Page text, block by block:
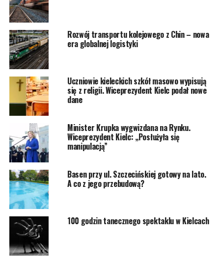
Rozwój transportu kolejowego z Chin – nowa
era globalnej logistyki
Uczniowie kieleckich szkół masowo wypisują
się z religii. Wiceprezydent Kielc podał nowe
dane
Minister Krupka wygwizdana na Rynku.
Wiceprezydent Kielc: „Posłużyła się
manipulacją”
Basen przy ul. Szczecińskiej gotowy na lato.
A co z jego przebudową?
100 godzin tanecznego spektaklu w Kielcach